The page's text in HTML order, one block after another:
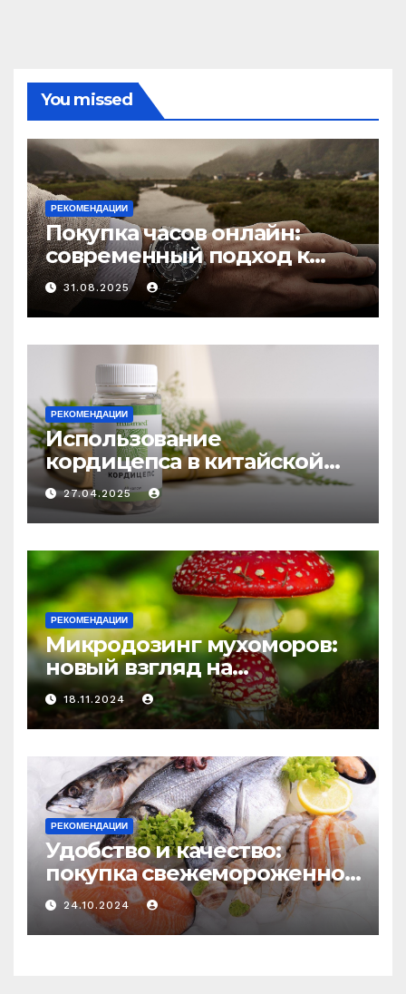
You missed
РЕКОМЕНДАЦИИ
Покупка часов онлайн:
современный подход к
выбору аксессуаров
31.08.2025
РЕКОМЕНДАЦИИ
Использование
кордицепса в китайской
медицине: природное
средство против усталости
и истощения
27.04.2025
РЕКОМЕНДАЦИИ
Микродозинг мухоморов:
новый взгляд на
психоделику
18.11.2024
РЕКОМЕНДАЦИИ
Удобство и качество:
покупка свежемороженной
рыбы онлайн
24.10.2024